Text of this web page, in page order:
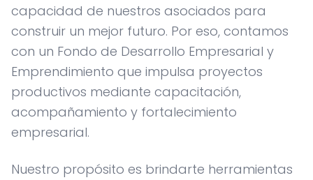
capacidad de nuestros asociados para
construir un mejor futuro. Por eso, contamos
con un Fondo de Desarrollo Empresarial y
Emprendimiento que impulsa proyectos
productivos mediante capacitación,
acompañamiento y fortalecimiento
empresarial.
Nuestro propósito es brindarte herramientas